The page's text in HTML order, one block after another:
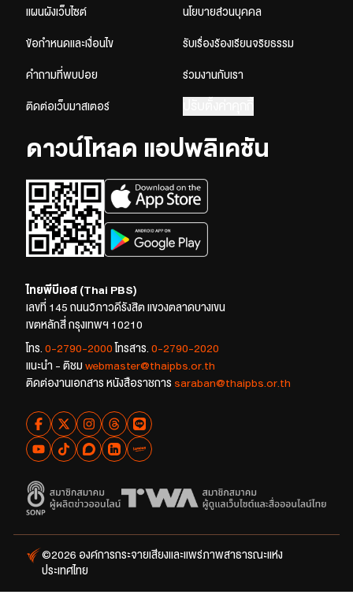
แผนผังเว็บไซต์ นโยบายส่วนบุคคล
ข้อกำหนดและเงื่อนไข รับเรื่องร้องเรียนจริยธรรม
คำถามที่พบบ่อย ร่วมงานกับเรา
ติดต่อเว็บมาสเตอร์
ดาวน์โหลด แอปพลิเคชัน
ไทยพีบีเอส (Thai PBS)
เลขที่ 145 ถนนวิภาวดีรังสิต แขวงตลาดบางเขน
เขตหลักสี่ กรุงเทพฯ 10210
โทร. 0-2790-2000 โทรสาร. 0-2790-2020
แนะนำ - ติชม webmaster@thaipbs.or.th
ติดต่องานเอกสาร หนังสือราชการ saraban@thaipbs.or.th
©2026 องค์การกระจายเสียงและแพร่ภาพสาธารณะแห่ง
ประเทศไทย